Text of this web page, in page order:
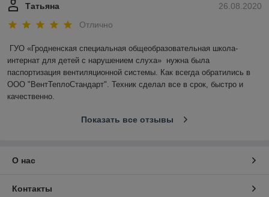
26.08.2020
Татьяна
Отлично
ГУО «Гродненская специальная общеобразовательная школа-
интернат для детей с нарушением слуха»  нужна была
паспортизация вентиляционной системы. Как всегда обратились в
ООО "ВентТеплоСтандарт". Техник сделал все в срок, быстро и
качественно.
Показать все отзывы
О нас
Контакты